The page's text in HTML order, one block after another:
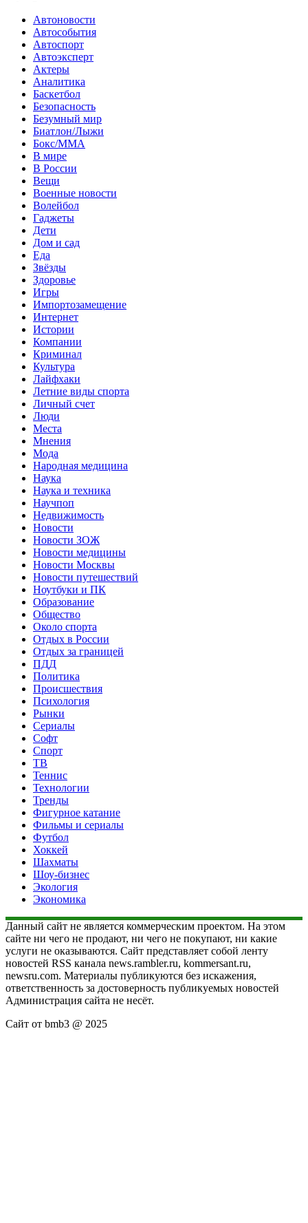
Автоновости
Автособытия
Автоспорт
Автоэксперт
Актеры
Аналитика
Баскетбол
Безопасность
Безумный мир
Биатлон/Лыжи
Бокс/MMA
В мире
В России
Вещи
Военные новости
Волейбол
Гаджеты
Дети
Дом и сад
Еда
Звёзды
Здоровье
Игры
Импортозамещение
Интернет
Истории
Компании
Криминал
Культура
Лайфхаки
Летние виды спорта
Личный счет
Люди
Места
Мнения
Мода
Народная медицина
Наука
Наука и техника
Научпоп
Недвижимость
Новости
Новости ЗОЖ
Новости медицины
Новости Москвы
Новости путешествий
Ноутбуки и ПК
Образование
Общество
Около спорта
Отдых в России
Отдых за границей
ПДД
Политика
Происшествия
Психология
Рынки
Сериалы
Софт
Спорт
ТВ
Теннис
Технологии
Тренды
Фигурное катание
Фильмы и сериалы
Футбол
Хоккей
Шахматы
Шоу-бизнес
Экология
Экономика
Данный сайт не является коммерческим проектом. На этом
сайте ни чего не продают, ни чего не покупают, ни какие
услуги не оказываются. Сайт представляет собой ленту
новостей RSS канала news.rambler.ru, kommersant.ru,
newsru.com. Материалы публикуются без искажения,
ответственность за достоверность публикуемых новостей
Администрация сайта не несёт.
Сайт от bmb3 @ 2025